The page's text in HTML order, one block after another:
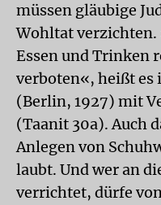
müssen gläubige
Wohltat verzichten.
Essen und Trinken
verboten«, heißt es
(Berlin, 1927) mit
(Taanit 30a). Auch
Anlegen von
laubt. Und wer an
verrichtet, dürfe